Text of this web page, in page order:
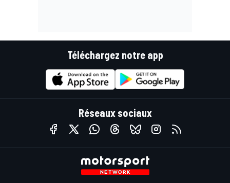
Téléchargez notre app
Réseaux sociaux